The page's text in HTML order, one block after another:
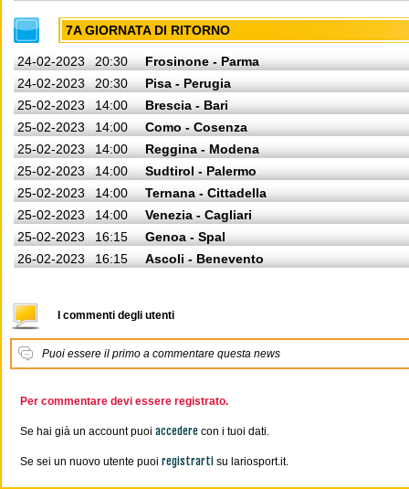
7A GIORNATA DI RITORNO
24-02-2023 20:30
Frosinone - Parma
24-02-2023
20:30
Pisa - Perugia
25-02-2023
14:00
Brescia - Bari
25-02-2023
14:00
Como - Cosenza
25-02-2023
14:00
Reggina - Modena
25-02-2023
14:00
Sudtirol - Palermo
25-02-2023
14:00
Ternana - Cittadella
25-02-2023
14:00
Venezia - Cagliari
25-02-2023
16:15
Genoa - Spal
26-02-2023
16:15 Ascoli - Benevento
I commenti degli utenti
Puoi essere il primo a commentare questa news
Per commentare devi essere registrato.
Se hai già un account puoi accedere con i tuoi dati.
Se sei un nuovo utente puoi registrarti su lariosport.it.